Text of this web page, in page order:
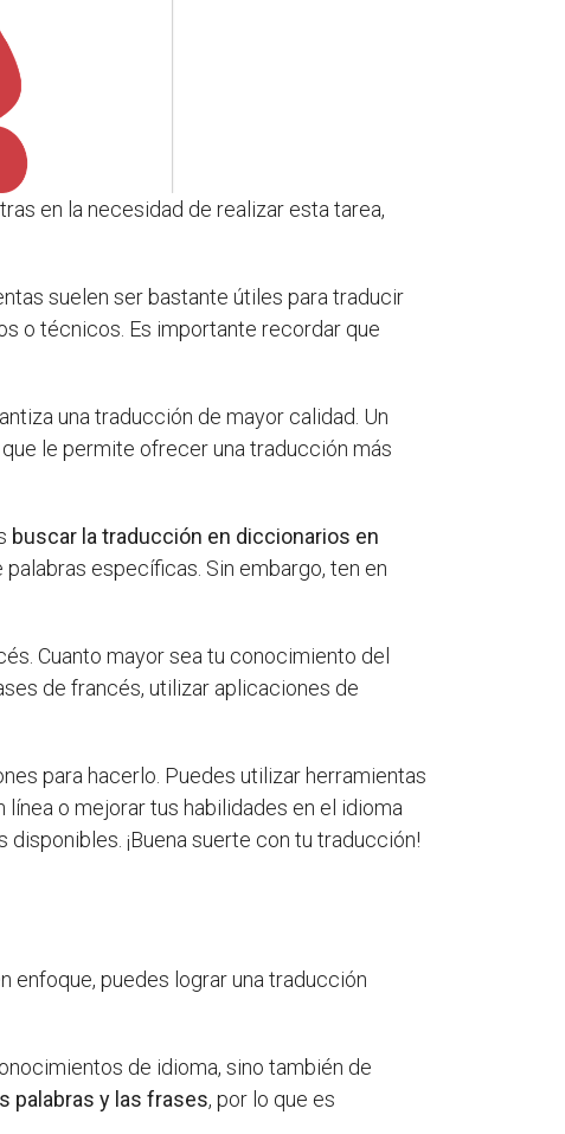
en la necesidad de realizar esta tarea,
suelen ser bastante útiles para traducir
o técnicos. Es importante recordar que
una traducción de mayor calidad. Un
le permite ofrecer una traducción más
buscar la traducción en diccionarios en
específicas. Sin embargo, ten en
Cuanto mayor sea tu conocimiento del
de francés, utilizar aplicaciones de
para hacerlo. Puedes utilizar herramientas
o mejorar tus habilidades en el idioma
¡Buena suerte con tu traducción!
enfoque, puedes lograr una traducción
de idioma, sino también de
palabras y las frases, por lo que es